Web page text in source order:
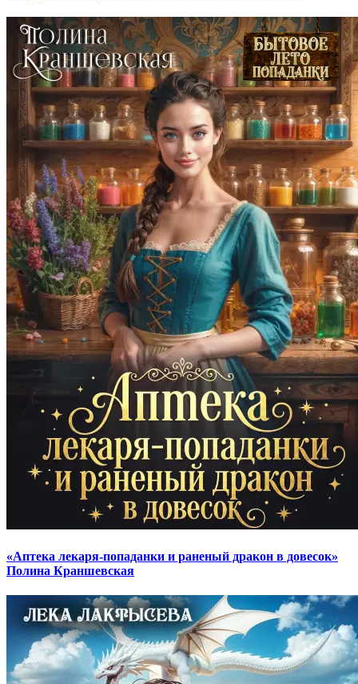
«Аптека лекаря-попаданки и раненый дракон в довесок»
Полина Краншевская